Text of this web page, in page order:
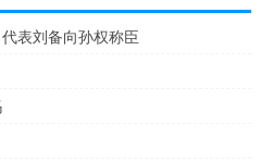
表刘备向孙权称臣